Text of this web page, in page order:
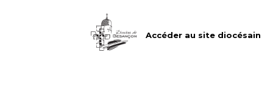
Accéder au site diocésain